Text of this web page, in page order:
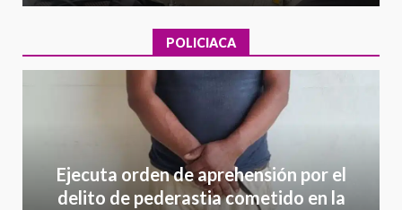
POLICIACA
Ejecuta orden de aprehensión por el
delito de pederastia cometido en la